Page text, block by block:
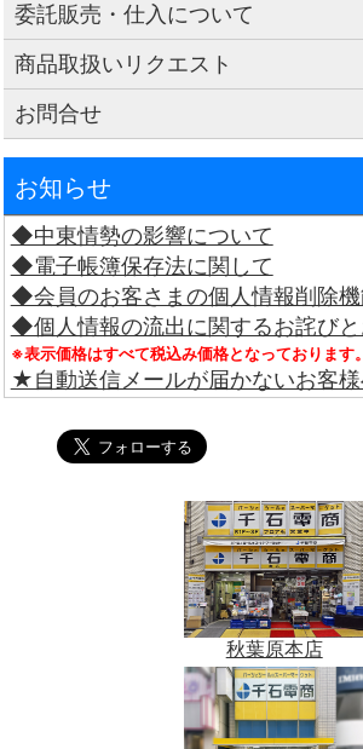
委託販売・仕入について
商品取扱いリクエスト
お問合せ
お知らせ
◆中東情勢の影響について
◆電子帳簿保存法に関して
◆会員のお客さまの個人情報削除
◆個人情報の流出に関するお詫びと
※表示価格はすべて税込み価格となっております。
★自動送信メールが届かないお客
秋葉原本店